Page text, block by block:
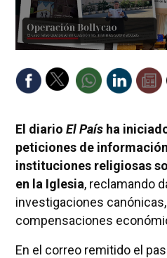
El diario El Paísha
peticiones de
instituciones religiosas
en la Iglesia, reclamando
investigaciones
compensaciones
En el correo remitido el